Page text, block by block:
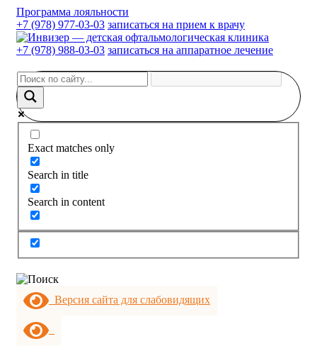
Программа лояльности
+7 (978) 977-03-03 записаться на прием к врачу
+7 (978) 988-03-03 записаться на аппаратное лечение
Exact matches only
Search in title
Search in content
Версия сайта для слабовидящих